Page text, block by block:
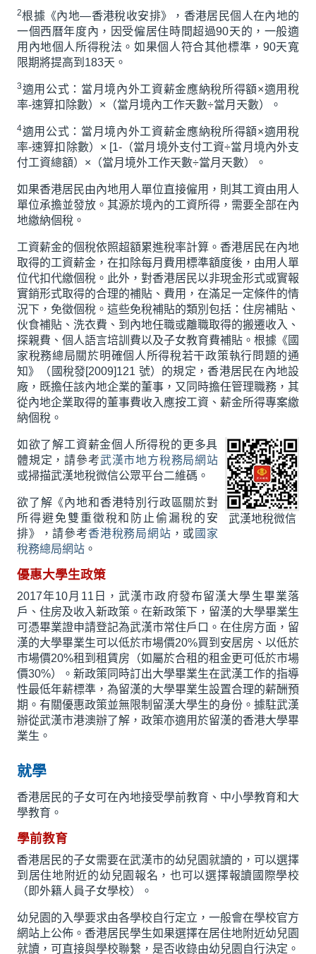
2根據《內地—香港稅收安排》，香港居民個人在內地的
一個西曆年度內，因受僱居住時間超過90天的，一般適
用內地個人所得稅法。如果個人符合其他標準，90天寬
限期將提高到183天。
3適用公式：當月境內外工資薪金應納稅所得額×適用稅
率-速算扣除數）×（當月境內工作天數÷當月天數）。
4適用公式：當月境內外工資薪金應納稅所得額×適用稅
率-速算扣除數）× [1-（當月境外支付工資÷當月境內外支
付工資總額）×（當月境外工作天數÷當月天數）。
如果香港居民由內地用人單位直接僱用，則其工資由用人
單位承擔並發放。其源於境內的工資所得，需要全部在內
地繳納個稅。
工資薪金的個稅依照超額累進稅率計算。香港居民在內地
取得的工資薪金，在扣除每月費用標準額度後，由用人單
位代扣代繳個稅。此外，對香港居民以非現金形式或實報
實銷形式取得的合理的補貼、費用，在滿足一定條件的情
況下，免徵個稅。這些免稅補貼的類別包括：住房補貼、
伙食補貼、洗衣費、到內地任職或離職取得的搬遷收入、
探親費、個人語言培訓費以及子女教育費補貼。根據《國
家稅務總局關於明確個人所得稅若干政策執行問題的通
知》（國稅發[2009]121 號）的規定，香港居民在內地設
廠，既擔任該內地企業的董事，又同時擔任管理職務，其
從內地企業取得的董事費收入應按工資、薪金所得專案繳
納個稅。
武漢地稅微信
如欲了解工資薪金個人所得稅的更多具
體規定，請參考武漢市地方稅務局網站
或掃描武漢地稅微信公眾平台二維碼。
欲了解《內地和香港特別行政區關於對
所得避免雙重徵稅和防止偷漏稅的安
排》，請參考香港稅務局網站 ，或 國家
稅務總局網站。
優惠大學生政策
2017年10月11日，武漢市政府發布留漢大學生畢業落
戶、住房及收入新政策。在新政策下，留漢的大學畢業生
可憑畢業證申請登記為武漢市常住戶口。在住房方面，留
漢的大學畢業生可以低於市場價20%買到安居房、以低於
市場價20%租到租賃房（如屬於合租的租金更可低於市場
價30%）。新政策同時訂出大學畢業生在武漢工作的指導
性最低年薪標準，為留漢的大學畢業生設置合理的薪酬預
期。有關優惠政策並無限制留漢大學生的身份。據駐武漢
辦從武漢市港澳辦了解，政策亦適用於留漢的香港大學畢
業生。
就學
香港居民的子女可在內地接受學前教育、中小學教育和大
學教育。
學前教育
香港居民的子女需要在武漢市的幼兒園就讀的，可以選擇
到居住地附近的幼兒園報名，也可以選擇報讀國際學校
（即外籍人員子女學校）。
幼兒園的入學要求由各學校自行定立，一般會在學校官方
網站上公佈。香港居民學生如果選擇在居住地附近幼兒園
就讀，可直接與學校聯繫，是否收錄由幼兒園自行決定。